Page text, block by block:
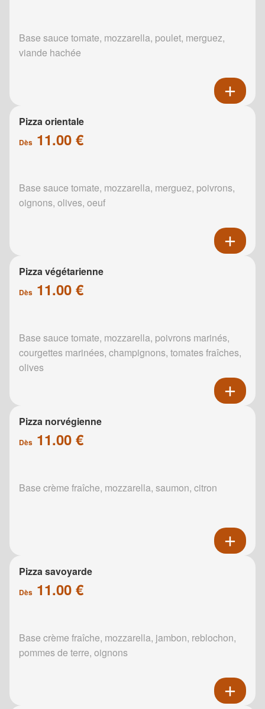
Base sauce tomate, mozzarella, poulet, merguez,
viande hachée
Pizza orientale
Dès 11.00 €
Base sauce tomate, mozzarella, merguez, poivrons,
oignons, olives, oeuf
Pizza végétarienne
Dès 11.00 €
Base sauce tomate, mozzarella, poivrons marinés,
courgettes marinées, champignons, tomates fraîches,
olives
Pizza norvégienne
Dès 11.00 €
Base crème fraîche, mozzarella, saumon, citron
Pizza savoyarde
Dès 11.00 €
Base crème fraîche, mozzarella, jambon, reblochon,
pommes de terre, oignons